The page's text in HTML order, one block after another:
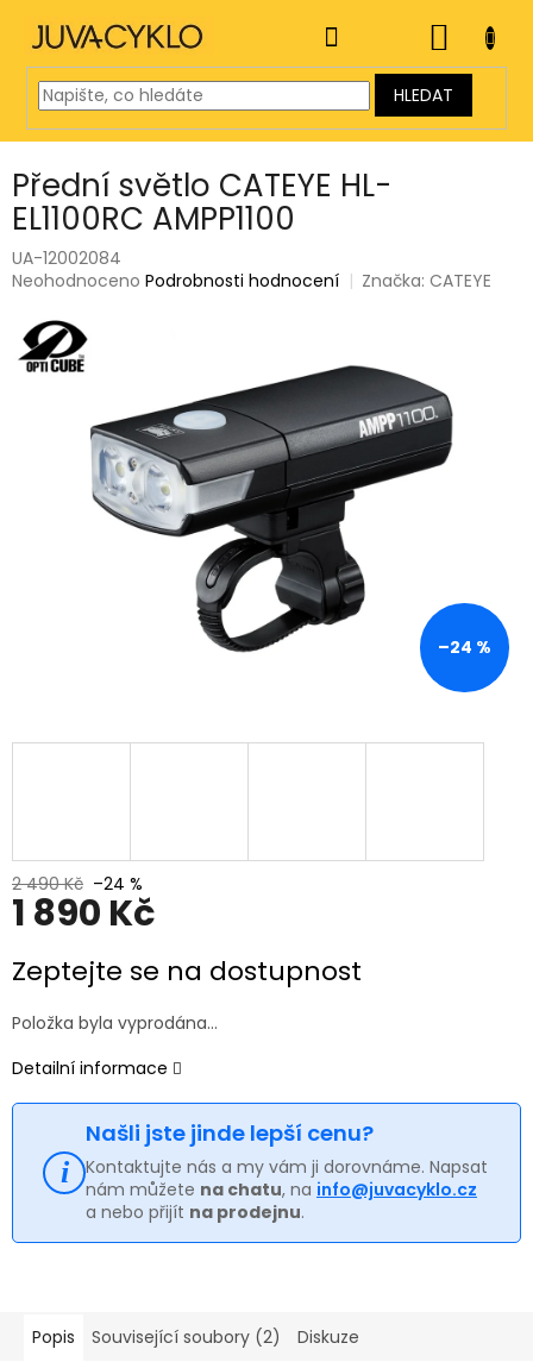
obsah
HLEDAT
KOŠÍK
Přední světlo CATEYE HL-
EL1100RC AMPP1100
UA-12002084
Průměrné
produktu
je
0,0
hvězdiček.
Neohodnoceno Podrobnosti hodnocení Značka:CATEYE
–24 %
2 490 Kč –24 %
1 890 Kč
cena:
Zeptejte se na dostupnost
Položka byla vyprodána…
Detailní informace
Našli jste jinde lepší cenu?
Kontaktujte nás a my vám ji dorovnáme. Napsat
nám můžete na chatu, na info@juvacyklo.cz
a nebo přijít na prodejnu.
Popis Související soubory (2) Diskuze